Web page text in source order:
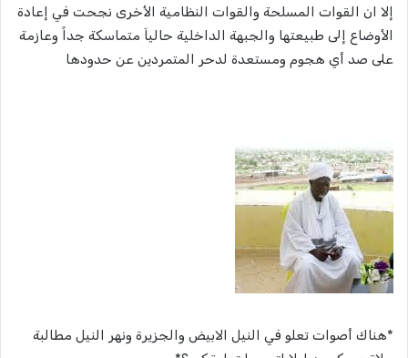
إلا ان القوات المسلحة والقوات النظامية الأخرى نجحت في إعادة
الأوضاع إلى طبيعتها والجبهة الداخلية حالياَ متماسكة جداً وعازمة
على صد أي هجوم ومستعدة لدحر المتمردين عن حدودها
*هناك أصوات تعلو في النيل الابيض والجزيرة ونهر النيل مطالبة